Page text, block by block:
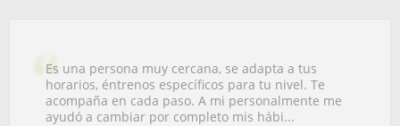
Es una persona muy cercana, se adapta a tus
horarios, éntrenos específicos para tu nivel. Te
acompaña en cada paso. A mi personalmente me
ayudó a cambiar por completo mis hábi...